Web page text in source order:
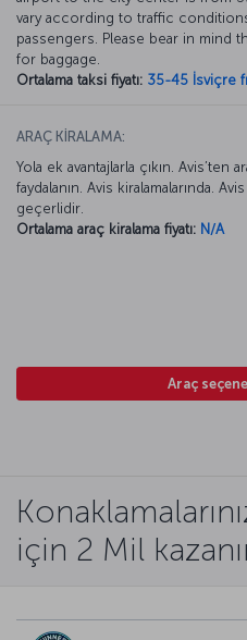
vary according to traffic
passengers. Please bear in mind
for baggage.
Ortalama taksi fiyatı: 35-45 İsviçre
ARAÇ KİRALAMA:
Yola ek avantajlarla çıkın. Avis’ten
faydalanın. Avis kiralamalarında.
geçerlidir.
Ortalama araç kiralama fiyatı: N/A
Araç
için 2 Mil